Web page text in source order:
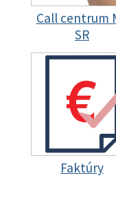
Call centrum
SR
Faktúry